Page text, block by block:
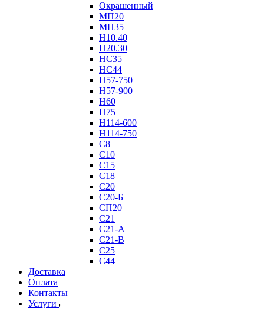
Окрашенный
МП20
МП35
Н10.40
Н20.30
НС35
НС44
Н57-750
Н57-900
Н60
Н75
Н114-600
Н114-750
С8
С10
С15
С18
С20
С20-Б
СП20
С21
С21-А
С21-В
С25
С44
Доставка
Оплата
Контакты
Услуги